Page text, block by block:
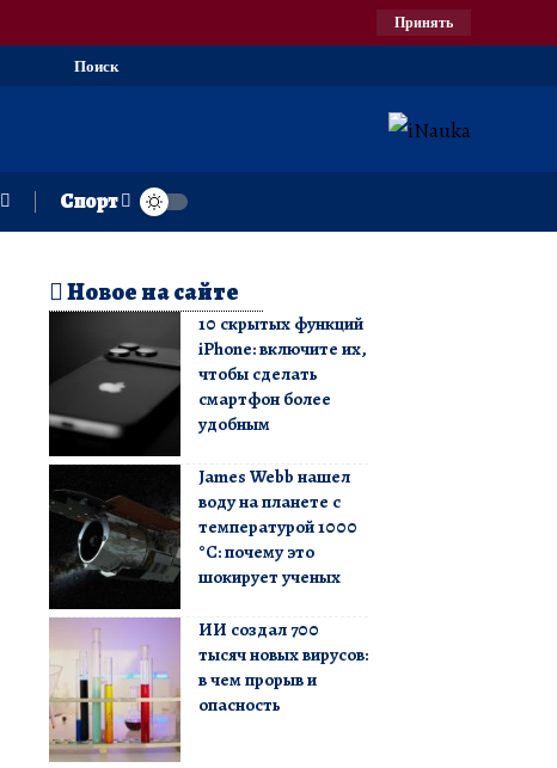
Принять
Поиск
Спорт
Новое на сайте
10 скрытых функций
iPhone: включите их,
чтобы сделать
смартфон более
удобным
James Webb нашел
воду на планете с
температурой 1000
°C: почему это
шокирует ученых
ИИ создал 700
тысяч новых вирусов:
в чем прорыв и
опасность